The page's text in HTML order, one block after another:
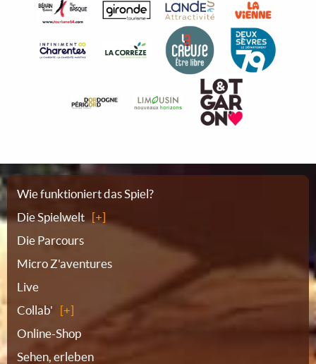
Sitemap
Wie funktioniert das Spiel?
Die Spielwelt
Die Parcours
Micro Z'aventures
Live
Collab'
Online-Shop
Sehen, erleben